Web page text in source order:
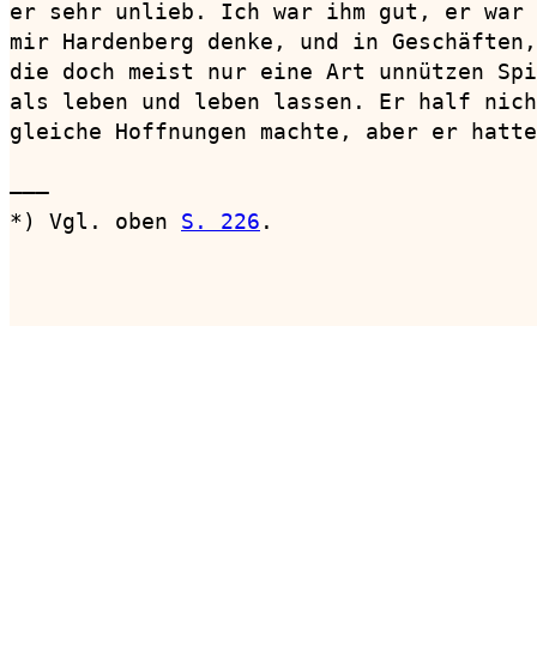
er sehr unlieb. Ich war ihm gut, er war
mir Hardenberg denke, und in
die doch meist nur eine Art unnützen
als leben und leben lassen. Er half
gleiche Hoffnungen machte, aber er
———
*) Vgl. oben S. 226 .